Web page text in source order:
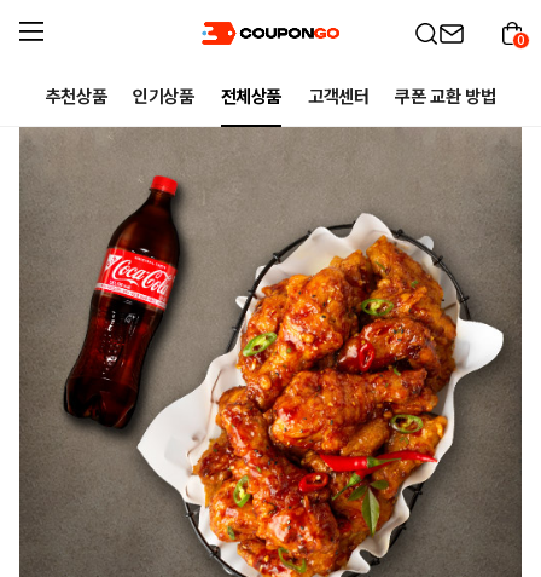
추천상품 인기상품 전체상품 고객센터 쿠폰 교환 방법
0